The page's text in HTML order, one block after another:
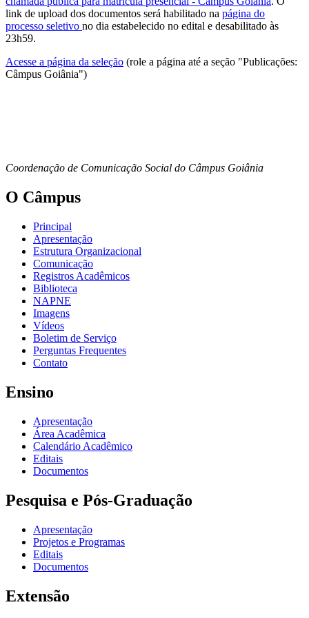
link de upload dos documentos será habilitado na página do
processo seletivo no dia estabelecido no edital e desabilitado às
23h59.
Acesse a página da seleção (role a página até a seção "Publicações:
Câmpus Goiânia")
Coordenação de Comunicação Social do Câmpus Goiânia
O Câmpus
Principal
Apresentação
Estrutura Organizacional
Comunicação
Registros Acadêmicos
Biblioteca
NAPNE
Imagens
Vídeos
Boletim de Serviço
Perguntas Frequentes
Contato
Ensino
Apresentação
Área Acadêmica
Calendário Acadêmico
Editais
Documentos
Pesquisa e Pós-Graduação
Apresentação
Projetos e Programas
Editais
Documentos
Extensão